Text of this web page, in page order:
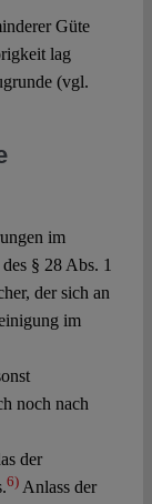
Güte
lag
(vgl.
im
§ 28 Abs. 1
der sich an
im
noch nach
der
6)Anlass der